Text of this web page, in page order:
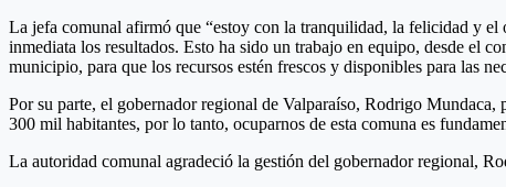
La jefa comunal afirmó que “estoy con la tranquilidad, la felicidad y el
inmediata los resultados. Esto ha sido un trabajo en equipo, desde el
municipio, para que los recursos estén frescos y disponibles para las
Por su parte, el gobernador regional de Valparaíso, Rodrigo
300 mil habitantes, por lo tanto, ocuparnos de esta comuna es
La autoridad comunal agradeció la gestión del gobernador regional,